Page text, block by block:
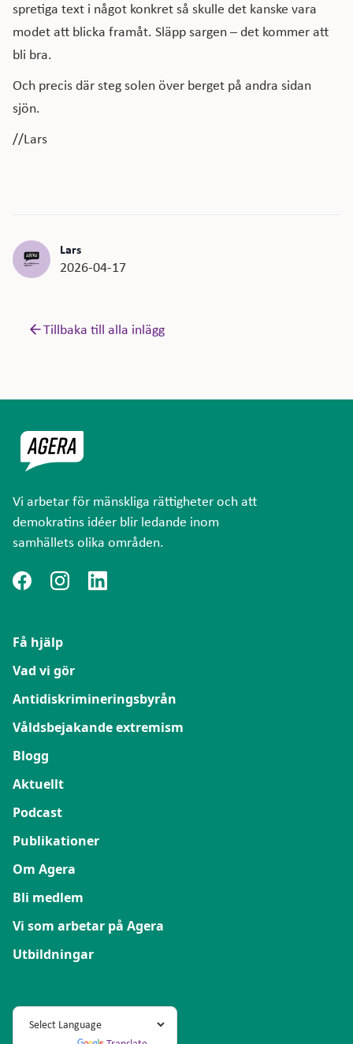
spretiga text i något konkret så skulle det kanske vara
modet att blicka framåt. Släpp sargen – det kommer att
bli bra.
Och precis där steg solen över berget på andra sidan
sjön.
//Lars
Lars
2026-04-17
Tillbaka till alla inlägg
Vi arbetar för mänskliga rättigheter och att
demokratins idéer blir ledande inom
samhällets olika områden.
Få hjälp
Vad vi gör
Antidiskrimineringsbyrån
Våldsbejakande extremism
Blogg
Aktuellt
Podcast
Publikationer
Om Agera
Bli medlem
Vi som arbetar på Agera
Utbildningar